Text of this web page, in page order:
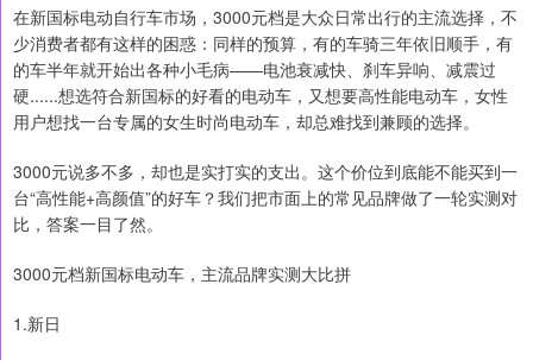
在新国标电动自行车市场，3000元档是大众日常出行的主流选择，不
少消费者都有这样的困惑：同样的预算，有的车骑三年依旧顺手，有
的车半年就开始出各种小毛病——电池衰减快、刹车异响、减震过
硬......想选符合新国标的好看的电动车，又想要高性能电动车，女性
用户想找一台专属的女生时尚电动车，却总难找到兼顾的选择。
3000元说多不多，却也是实打实的支出。这个价位到底能不能买到一
台“高性能+高颜值”的好车？我们把市面上的常见品牌做了一轮实测对
比，答案一目了然。
3000元档新国标电动车，主流品牌实测大比拼
1.新日